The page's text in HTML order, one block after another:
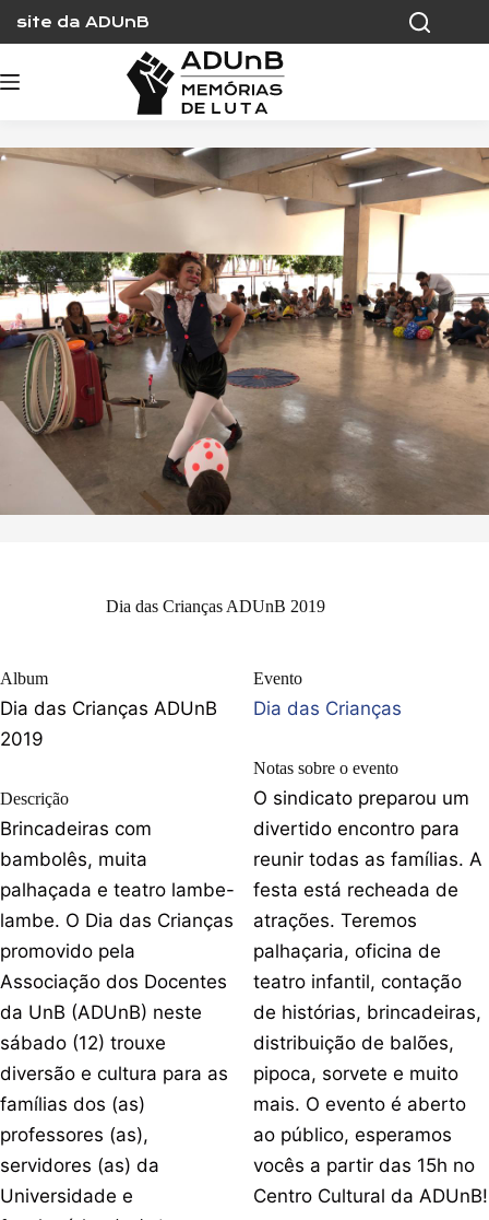
content
site da ADUnB
Dia das Crianças ADUnB 2019
Album
Dia das Crianças ADUnB
2019
Descrição
Brincadeiras com
bambolês, muita
palhaçada e teatro lambe-
lambe. O Dia das Crianças
promovido pela
Associação dos Docentes
da UnB (ADUnB) neste
sábado (12) trouxe
diversão e cultura para as
famílias dos (as)
professores (as),
servidores (as) da
Universidade e
Evento
Dia das Crianças
Notas sobre o evento
O sindicato preparou um
divertido encontro para
reunir todas as famílias. A
festa está recheada de
atrações. Teremos
palhaçaria, oficina de
teatro infantil, contação
de histórias, brincadeiras,
distribuição de balões,
pipoca, sorvete e muito
mais. O evento é aberto
ao público, esperamos
vocês a partir das 15h no
Centro Cultural da ADUnB!